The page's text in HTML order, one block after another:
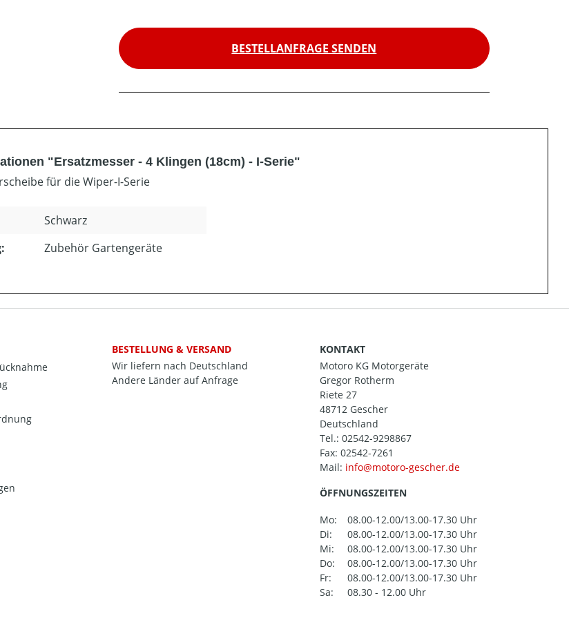
BESTELLANFRAGE SENDEN
"Ersatzmesser - 4 Klingen (18cm) - I-Serie"
für die Wiper-I-Serie
Schwarz
Zubehör Gartengeräte
BESTELLUNG & VERSAND
Wir liefern nach Deutschland
Andere Länder auf Anfrage
KONTAKT
Motoro KG Motorgeräte
Gregor Rotherm
Riete 27
48712 Gescher
Deutschland
Tel.: 02542-9298867
Fax: 02542-7261
Mail:
ÖFFNUNGSZEITEN
Mo:
08.00-12.00/13.00-17.30 Uhr
Di:
08.00-12.00/13.00-17.30 Uhr
Mi:
08.00-12.00/13.00-17.30 Uhr
Do:
08.00-12.00/13.00-17.30 Uhr
Fr:
08.00-12.00/13.00-17.30 Uhr
Sa:
08.30 - 12.00 Uhr